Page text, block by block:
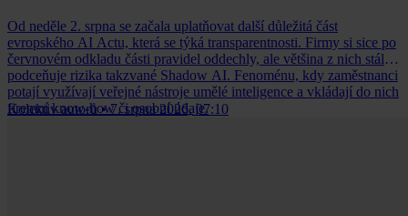
Od neděle 2. srpna se začala uplatňovat další důležitá část
evropského AI Actu, která se týká transparentnosti. Firmy si sice po
červnovém odkladu části pravidel oddechly, ale většina z nich stále
podceňuje rizika takzvané Shadow AI. Fenoménu, kdy zaměstnanci
potají využívají veřejné nástroje umělé inteligence a vkládají do nich
firemní know-how či osobní údaje.
Kolektiv autorů • 7. srpna 2026, 07:10